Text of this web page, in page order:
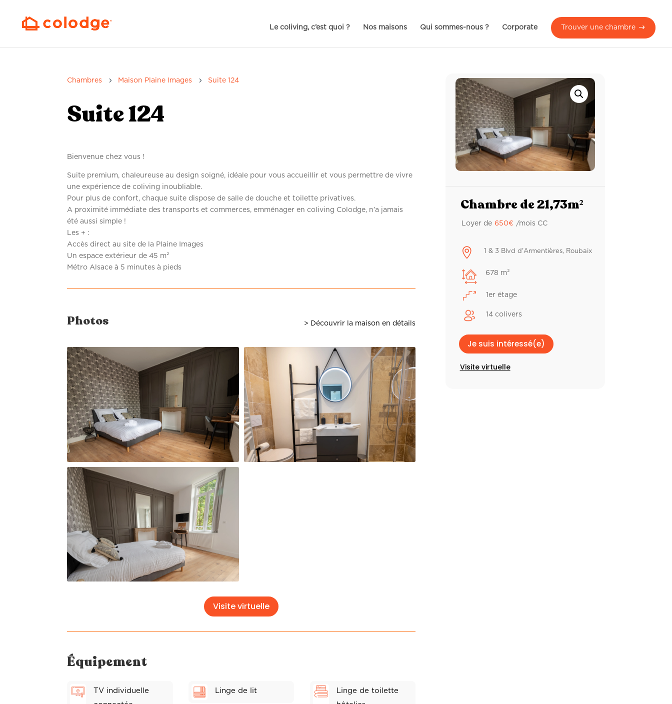
Le coliving, c’est quoi ? Nos maisons Qui sommes-nous ? Corporate Trouver une chambre
Chambres 5 Maison Plaine Images 5 Suite 124
Suite 124
Bienvenue chez vous !
Suite premium, chaleureuse au design soigné, idéale pour vous accueillir et vous permettre de vivre
une expérience de coliving inoubliable.
Pour plus de confort, chaque suite dispose de salle de douche et toilette privatives.
A proximité immédiate des transports et commerces, emménager en coliving Colodge, n’a jamais
été aussi simple !
Les + :
Accès direct au site de la Plaine Images
Un espace extérieur de 45 m²
Métro Alsace à 5 minutes à pieds
Photos > Découvrir la maison en détails
Visite virtuelle
Équipement
TV individuelle
Linge de lit
Linge de toilette
Chambre de 21,73m²
Loyer de 650€ /mois CC
 1 & 3 Blvd d'Armentières, Roubaix
678 m²
1er étage
14 colivers
Je suis intéressé(e)
Visite virtuelle